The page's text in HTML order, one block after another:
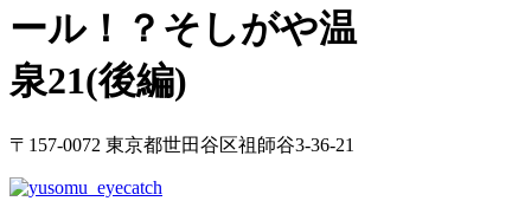
ール！？そしがや温
泉21(後編)
〒157-0072 東京都世田谷区祖師谷3-36-21